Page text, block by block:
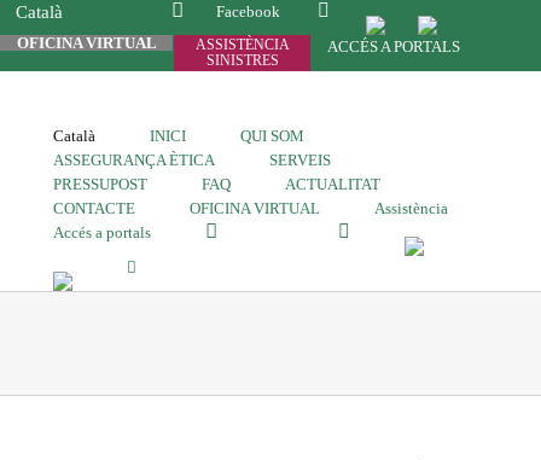
Català
Facebook
OFICINA VIRTUAL
ASSISTÈNCIA
SINISTRES
ACCÉS A PORTALS
Català INICI
QUI SOM
ASSEGURANÇA ÈTICA
SERVEIS
PRESSUPOST
FAQ
ACTUALITAT
CONTACTE
OFICINA VIRTUAL
Assistència
Accés a portals